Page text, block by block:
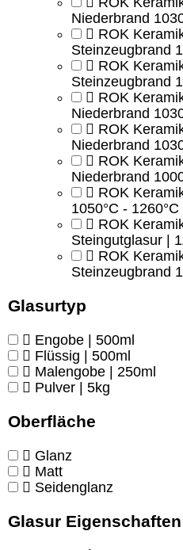
Niederbrand
ROK
Steinzeugbrand
ROK
Steinzeugbrand
ROK
Niederbrand
ROK
Niederbrand
ROK
Niederbrand
ROK
1050°C - 1260°C
ROK
Steingutglasur |
ROK
Steinzeugbrand
Glasurtyp
Engobe | 500ml
Flüssig | 500ml
Malengobe | 250ml
Pulver | 5kg
Oberfläche
Glanz
Matt
Seidenglanz
Glasur Eigenschaften